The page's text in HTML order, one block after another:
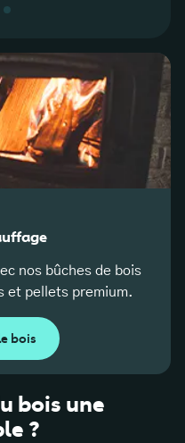
nos bûches de bois
et pellets premium.
bois
bois une
?